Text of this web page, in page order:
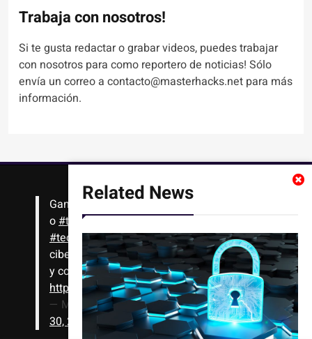
Related News
Trabaja con nosotros!
Si te gusta redactar o grabar videos, puedes trabajar
con nosotros para como reportero de noticias! Sólo
envía un correo a contacto@masterhacks.net para más
información.
Gana #Bitcoinsolo con leer artículos, noticias
o #tutorialesinteresantes de ciencia,
#tecnología,#criptomonedas, seguridad
cibernética y más!! Sólo tienes que registrarte
y comenzar a navegar
https://t.co/1KjkllJEit
— Masterhacks (@Masterhacks_net)August
30, 2020